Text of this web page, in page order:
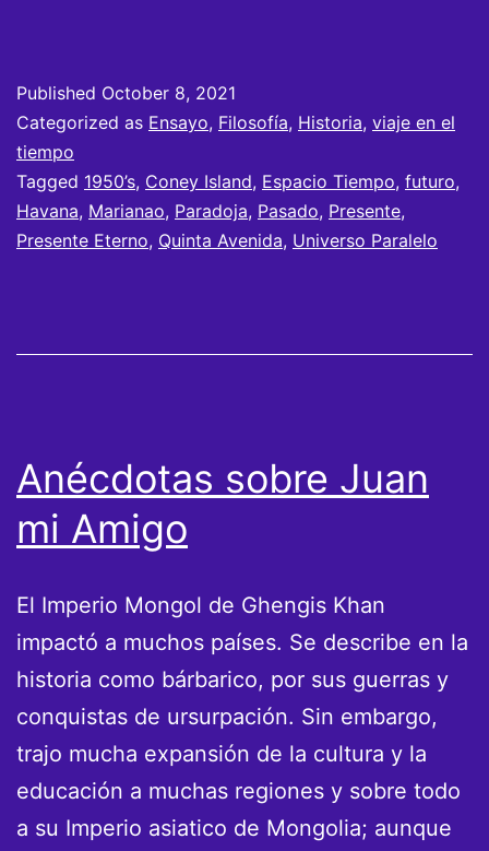
Published October 8, 2021
Categorized as Ensayo, Filosofía, Historia, viaje en el
tiempo
Tagged 1950’s, Coney Island, Espacio Tiempo, futuro,
Havana, Marianao, Paradoja, Pasado, Presente,
Presente Eterno, Quinta Avenida, Universo Paralelo
Anécdotas sobre Juan
mi Amigo
El Imperio Mongol de Ghengis Khan
impactó a muchos países. Se describe en la
historia como bárbarico, por sus guerras y
conquistas de ursurpación. Sin embargo,
trajo mucha expansión de la cultura y la
educación a muchas regiones y sobre todo
a su Imperio asiatico de Mongolia; aunque